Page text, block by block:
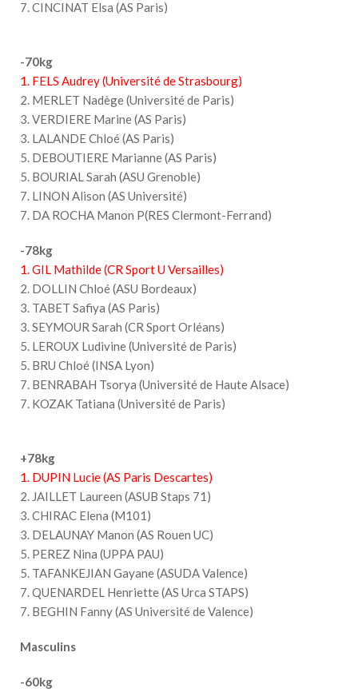
7. CINCINAT Elsa (AS Paris)
-70kg
1. FELS Audrey (Université de Strasbourg)
2. MERLET Nadège (Université de Paris)
3. VERDIERE Marine (AS Paris)
3. LALANDE Chloé (AS Paris)
5. DEBOUTIERE Marianne (AS Paris)
5. BOURIAL Sarah (ASU Grenoble)
7. LINON Alison (AS Université)
7. DA ROCHA Manon P(RES Clermont-Ferrand)
-78kg
1. GIL Mathilde (CR Sport U Versailles)
2. DOLLIN Chloé (ASU Bordeaux)
3. TABET Safiya (AS Paris)
3. SEYMOUR Sarah (CR Sport Orléans)
5. LEROUX Ludivine (Université de Paris)
5. BRU Chloé (INSA Lyon)
7. BENRABAH Tsorya (Université de Haute Alsace)
7. KOZAK Tatiana (Université de Paris)
+78kg
1. DUPIN Lucie (AS Paris Descartes)
2. JAILLET Laureen (ASUB Staps 71)
3. CHIRAC Elena (M101)
3. DELAUNAY Manon (AS Rouen UC)
5. PEREZ Nina (UPPA PAU)
5. TAFANKEJIAN Gayane (ASUDA Valence)
7. QUENARDEL Henriette (AS Urca STAPS)
7. BEGHIN Fanny (AS Université de Valence)
Masculins
-60kg